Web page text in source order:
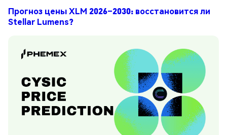
Прогноз цены XLM 2026–2030: восстановится ли
Stellar Lumens?